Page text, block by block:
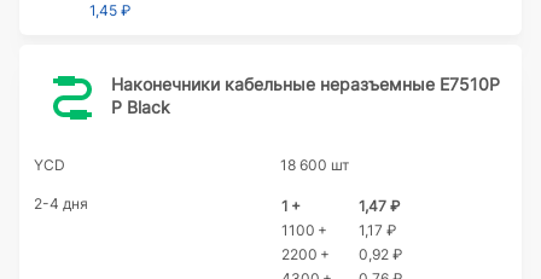
1,45 ₽
Наконечники кабельные неразъемные E7510P
P Black
YCD 18 600 шт
2-4 дня 1 +
1,47 ₽
1100 +
1,17 ₽
2200 +
0,92 ₽